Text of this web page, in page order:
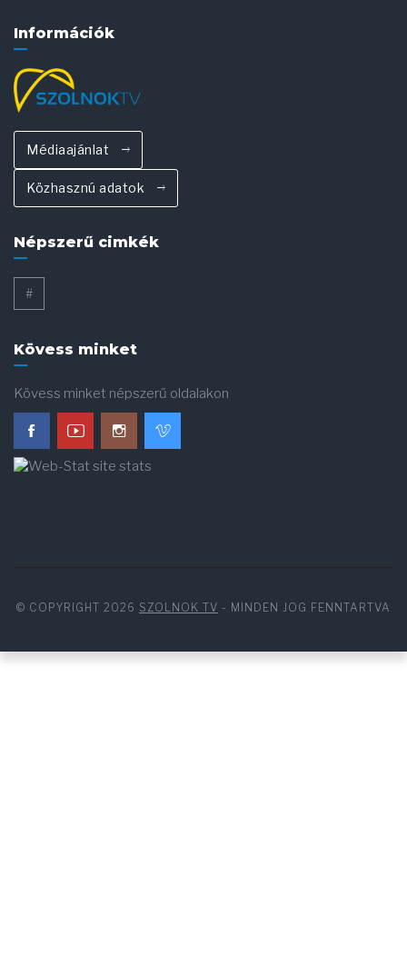
Információk
Médiaajánlat
Közhasznú adatok
Népszerű cimkék
#
Kövess minket
Kövess minket népszerű oldalakon
© COPYRIGHT 2026 SZOLNOK TV - MINDEN JOG FENNTARTVA